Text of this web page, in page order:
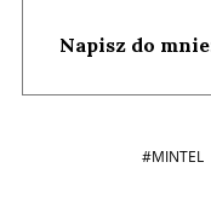
Napisz do
#MINTEL